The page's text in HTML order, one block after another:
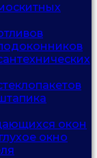
окон
окно